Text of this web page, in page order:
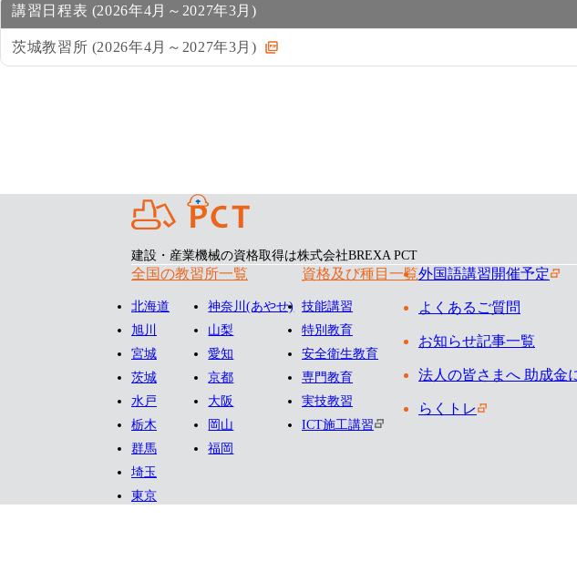
講習日程表 (2026年4月～2027年3月)
茨城教習所 (2026年4月～2027年3月)
建設・産業機械の資格取得は株式会社BREXA PCT
全国の教習所一覧
北海道
旭川
宮城
茨城
水戸
栃木
群馬
埼玉
東京
神奈川(あやせ)
山梨
愛知
京都
大阪
岡山
福岡
資格及び種目一覧
技能講習
特別教育
安全衛生教育
専門教育
実技教習
ICT施工講習
外国語講習開催予定
よくあるご質問
お知らせ記事一覧
法人の皆さまへ 助成金
らくトレ